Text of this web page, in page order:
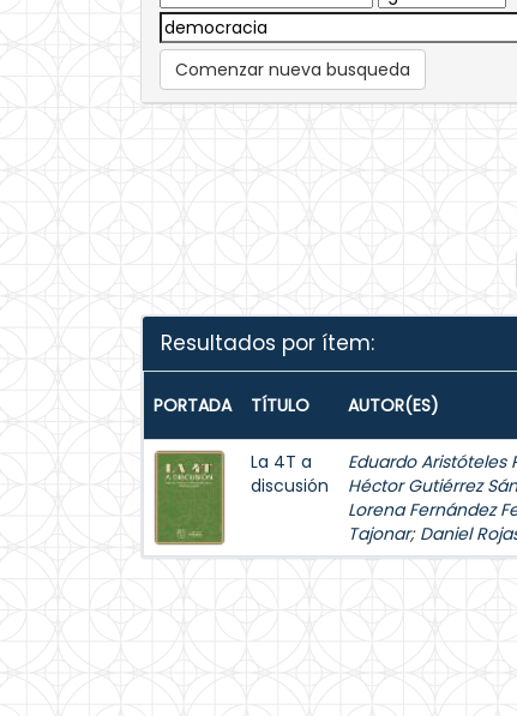
Comenzar nueva busqueda
Resultados por ítem:
PORTADA TÍTULO AUTOR(ES)
La 4T a
discusión
Eduardo Aristóteles
Héctor Gutiérrez
Lorena Fernández
Tajonar; Daniel